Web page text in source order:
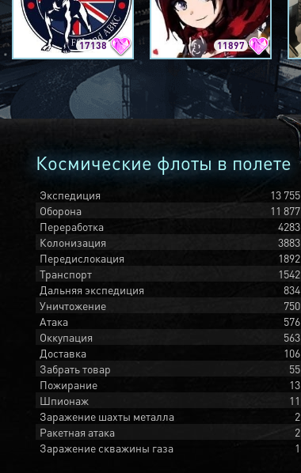
17138 11897
Космические флоты в полете
Экспедиция
13 755
Оборона
11 877
Переработка
4283
Колонизация
3883
Передислокация
1892
Транспорт
1542
Дальняя экспедиция
834
Уничтожение
750
Атака
576
Оккупация
563
Доставка
106
Забрать товар
55
Пожирание
13
Шпионаж
11
Заражение шахты металла
2
Ракетная атака
2
Заражение скважины газа
1